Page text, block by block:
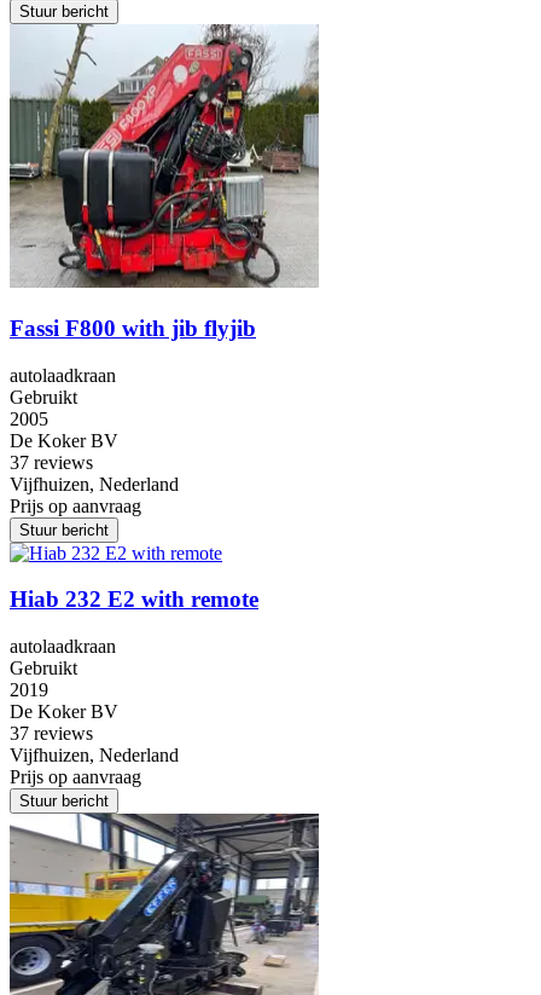
Stuur bericht
Fassi F800 with jib flyjib
autolaadkraan
Gebruikt
2005
De Koker BV
37 reviews
Vijfhuizen, Nederland
Prijs op aanvraag
Stuur bericht
Hiab 232 E2 with remote
autolaadkraan
Gebruikt
2019
De Koker BV
37 reviews
Vijfhuizen, Nederland
Prijs op aanvraag
Stuur bericht